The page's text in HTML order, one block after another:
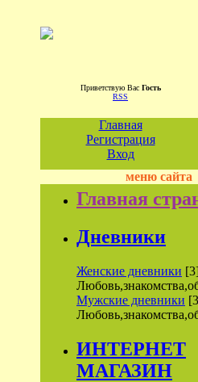
Приветствую Вас Гость
RSS
Главная
Регистрация
Вход
меню сайта
Главная
Дневники
Женские дневники
Мужские дневники
ИНТЕРНЕТ
МАГАЗИН